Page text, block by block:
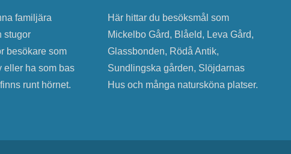
familjära
stugor
besökare som
eller ha som bas
runt hörnet.
Här hittar du besöksmål som
Mickelbo Gård, Blåeld, Leva Gård,
Glassbonden, Rödå Antik,
Sundlingska gården, Slöjdarnas
Hus och många natursköna platser.